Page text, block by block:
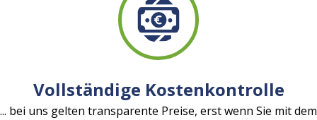
Vollständige Kostenkontrolle
... bei uns gelten transparente Preise, erst wenn Sie mit dem